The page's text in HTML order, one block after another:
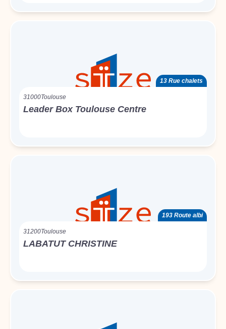
13 Rue chalets
31000Toulouse
Leader Box Toulouse Centre
193 Route albi
31200Toulouse
LABATUT CHRISTINE